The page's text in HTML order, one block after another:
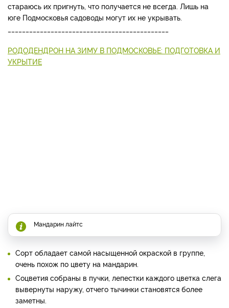
стараюсь их пригнуть, что получается не всегда. Лишь на
юге Подмосковья садоводы могут их не укрывать.
РОДОДЕНДРОН НА ЗИМУ В ПОДМОСКОВЬЕ: ПОДГОТОВКА И
УКРЫТИЕ
Мандарин лайтс
Сорт обладает самой насыщенной окраской в группе,
очень похож по цвету на мандарин.
Соцветия собраны в пучки, лепестки каждого цветка слега
вывернуты наружу, отчего тычинки становятся более
заметны.